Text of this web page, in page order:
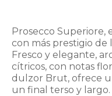
Prosecco Superiore,
con más prestigio de
Fresco y elegante,
cítricos, con notas
dulzor Brut, ofrece
un final terso y largo.